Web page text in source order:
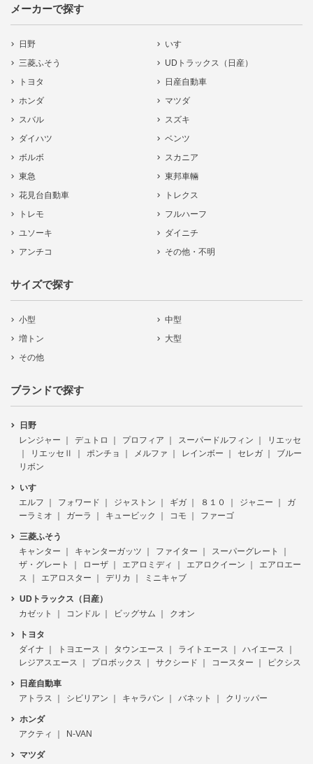
メーカーで探す
日野
いすゞ
三菱ふそう
UDトラックス（日産）
トヨタ
日産自動車
ホンダ
マツダ
スバル
スズキ
ダイハツ
ベンツ
ボルボ
スカニア
東急
東邦車輛
花見台自動車
トレクス
トレモ
フルハーフ
ユソーキ
ダイニチ
アンチコ
その他・不明
サイズで探す
小型
中型
増トン
大型
その他
ブランドで探す
日野
レンジャー
デュトロ プロフィア スーパードルフィン
リエッセ
リエッセⅡ
ポンチョ メルファ レインボー セレガ
ブルー
リボン
いすゞ
エルフ
フォワード ジャストン ギガ ８１０ ジャニー
ガ
ーラミオ
ガーラ キュービック コモ ファーゴ
三菱ふそう
キャンター
キャンターガッツ ファイター
スーパーグレート
ザ・グレート
ローザ エアロミディ エアロクイーン
エアロエー
ス
エアロスター デリカ ミニキャブ
UDトラックス（日産）
カゼット
コンドル ビッグサム クオン
トヨタ
ダイナ
トヨエース タウンエース ライトエース
ハイエース
レジアスエース
プロボックス サクシード コースター ピクシス
日産自動車
アトラス
シビリアン キャラバン バネット クリッパー
ホンダ
アクティ
N-VAN
マツダ